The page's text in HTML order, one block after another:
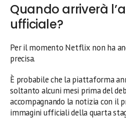
Quando arriverà
ufficiale?
Per il momento Netflix non ha
precisa.
È probabile che la piattaforma
soltanto alcuni mesi prima del
accompagnando la notizia con il
immagini ufficiali della quarta